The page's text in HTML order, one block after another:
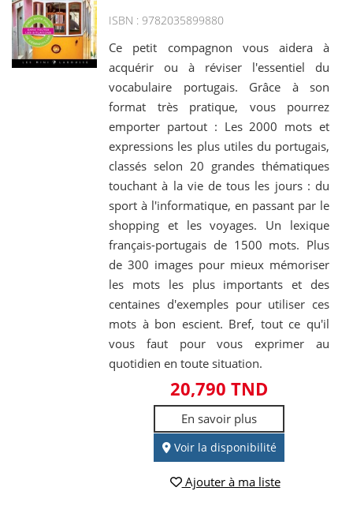
ISBN : 9782035899880
Ce petit compagnon vous aidera à
acquérir ou à réviser l'essentiel du
vocabulaire portugais. Grâce à son
format très pratique, vous pourrez
emporter partout : Les 2000 mots et
expressions les plus utiles du portugais,
classés selon 20 grandes thématiques
touchant à la vie de tous les jours : du
sport à l'informatique, en passant par le
shopping et les voyages. Un lexique
français-portugais de 1500 mots. Plus
de 300 images pour mieux mémoriser
les mots les plus importants et des
centaines d'exemples pour utiliser ces
mots à bon escient. Bref, tout ce qu'il
vous faut pour vous exprimer au
quotidien en toute situation.
20,790 TND
En savoir plus
Voir la disponibilité
Ajouter à ma liste